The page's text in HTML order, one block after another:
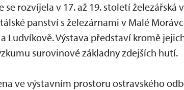
se rozvíjela v 17. až 19. století
panství s železárnami v Malé
Ludvíkově. Výstava představí kromě
surovinové základny zdejších hutí.
ve výstavním prostoru ostravského